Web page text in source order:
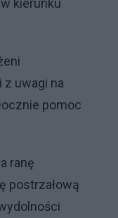
kierunku
uwagi na
pomoc
ranę
postrzałową